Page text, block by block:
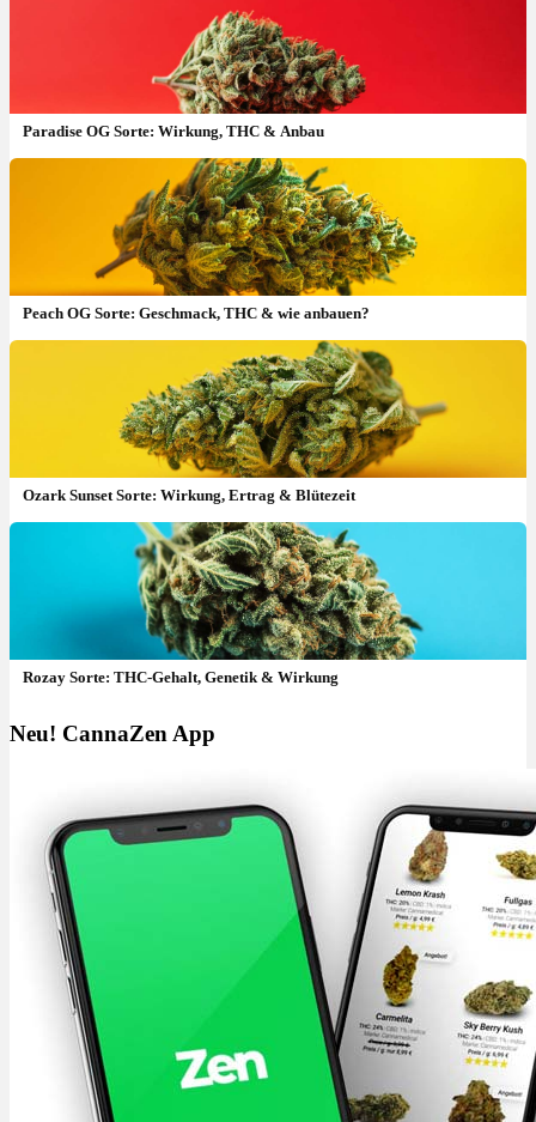
Paradise OG Sorte: Wirkung, THC & Anbau
Peach OG Sorte: Geschmack, THC & wie anbauen?
Ozark Sunset Sorte: Wirkung, Ertrag & Blütezeit
Rozay Sorte: THC-Gehalt, Genetik & Wirkung
Neu! CannaZen App